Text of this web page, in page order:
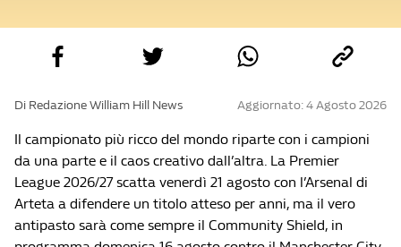
Di Redazione William Hill News Aggiornato: 4 Agosto 2026
Il campionato più ricco del mondo riparte con i campioni
da una parte e il caos creativo dall’altra. La Premier
League 2026/27 scatta venerdì 21 agosto con l’Arsenal di
Arteta a difendere un titolo atteso per anni, ma il vero
antipasto sarà come sempre il Community Shield, in